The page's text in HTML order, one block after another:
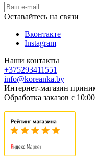
Оставайтесь на связи
Вконтакте
Instagram
Наши контакты
+375293411551
info@koreanka.by
Интернет-магазин
Обработка заказов с